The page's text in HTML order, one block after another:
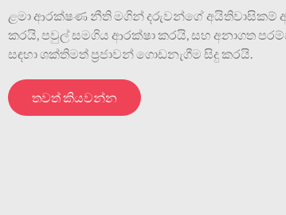
ළමා ආරක්ෂණ නීති මගින් දරුවන්ගේ අයිතිවාසිකම්
කරයි, පවුල් සමගිය ආරක්ෂා කරයි, සහ අනාගත
සඳහා ශක්තිමත් ප්‍රජාවන් ගොඩනැගීම සිදු කරයි.
තවත් කියවන්න